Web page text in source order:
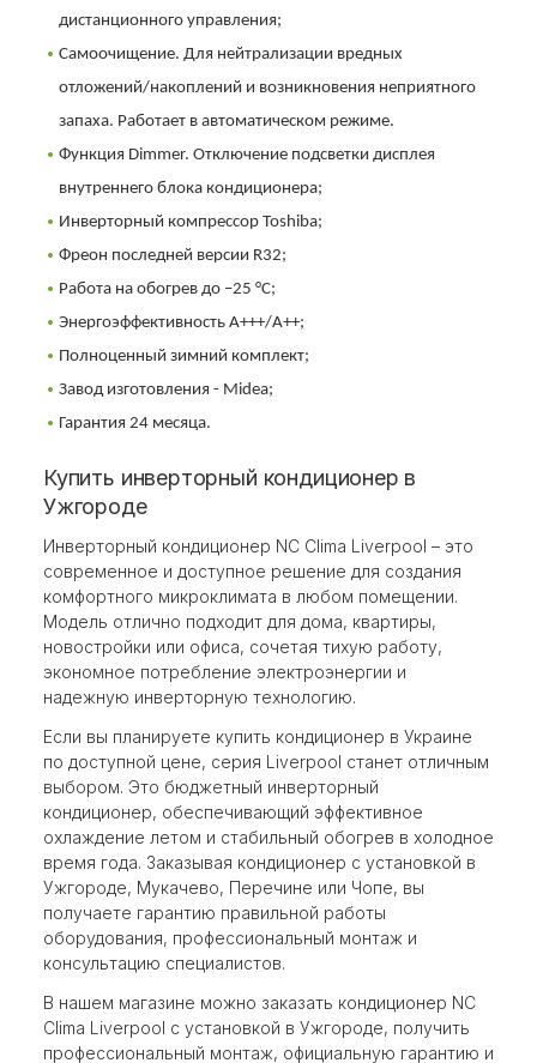
дистанционного управления;
Самоочищение. Для нейтрализации вредных
отложений/накоплений и возникновения неприятного
запаха. Работает в автоматическом режиме.
Функция Dimmer. Отключение подсветки дисплея
внутреннего блока кондиционера;
Инверторный компрессор Toshiba;
Фреон последней версии R32;
Работа на обогрев до –25 °С;
Энергоэффективность А+++/А++;
Полноценный зимний комплект;
Завод изготовления - Midea;
Гарантия 24 месяца.
Купить инверторный кондиционер в
Ужгороде
Инверторный кондиционер NC Clima Liverpool – это
современное и доступное решение для создания
комфортного микроклимата в любом помещении.
Модель отлично подходит для дома, квартиры,
новостройки или офиса, сочетая тихую работу,
экономное потребление электроэнергии и
надежную инверторную технологию.
Если вы планируете купить кондиционер в Украине
по доступной цене, серия Liverpool станет отличным
выбором. Это бюджетный инверторный
кондиционер, обеспечивающий эффективное
охлаждение летом и стабильный обогрев в холодное
время года. Заказывая кондиционер с установкой в ​​
Ужгороде, Мукачево, Перечине или Чопе, вы
получаете гарантию правильной работы
оборудования, профессиональный монтаж и
консультацию специалистов.
В нашем магазине можно заказать кондиционер NC
Clima Liverpool с установкой в ​​Ужгороде, получить
профессиональный монтаж, официальную гарантию и